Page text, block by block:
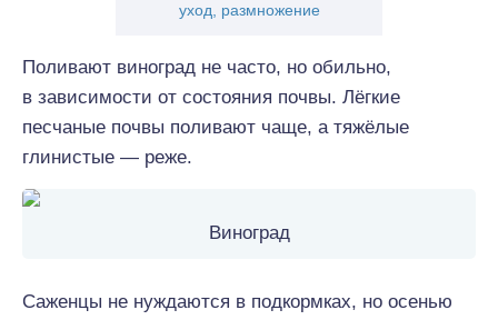
уход, размножение
Поливают виноград не часто, но обильно,
в зависимости от состояния почвы. Лёгкие
песчаные почвы поливают чаще, а тяжёлые
глинистые — реже.
Виноград
Саженцы не нуждаются в подкормках, но осенью